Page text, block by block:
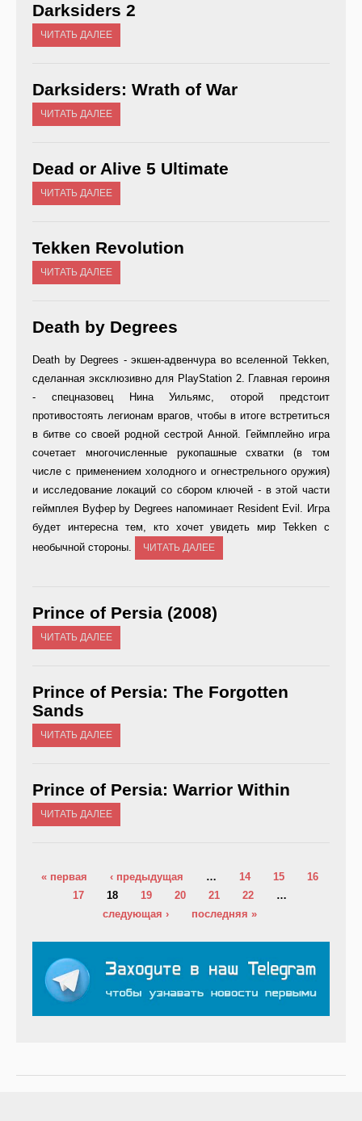
Darksiders 2
ЧИТАТЬ ДАЛЕЕ
Darksiders: Wrath of War
ЧИТАТЬ ДАЛЕЕ
Dead or Alive 5 Ultimate
ЧИТАТЬ ДАЛЕЕ
Tekken Revolution
ЧИТАТЬ ДАЛЕЕ
Death by Degrees
Death by Degrees - экшен-адвенчура во вселенной Tekken,
сделанная эксклюзивно для PlayStation 2. Главная героиня
- спецназовец Нина Уильямс, оторой предстоит
противостоять легионам врагов, чтобы в итоге встретиться
в битве со своей родной сестрой Анной. Геймплейно игра
сочетает многочисленные рукопашные схватки (в том
числе с применением холодного и огнестрельного оружия)
и исследование локаций со сбором ключей - в этой части
геймплея Вуфер by Degrees напоминает Resident Evil. Игра
будет интересна тем, кто хочет увидеть мир Tekken с
необычной стороны.
ЧИТАТЬ ДАЛЕЕ
Prince of Persia (2008)
ЧИТАТЬ ДАЛЕЕ
Prince of Persia: The Forgotten
Sands
ЧИТАТЬ ДАЛЕЕ
Prince of Persia: Warrior Within
ЧИТАТЬ ДАЛЕЕ
« первая ‹ предыдущая … 14 15
16
17
18 19 20 21 22
…
следующая ›
последняя »